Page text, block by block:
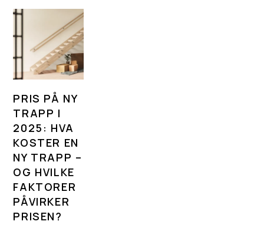
PRIS PÅ NY
TRAPP I
2025: HVA
KOSTER EN
NY TRAPP –
OG HVILKE
FAKTORER
PÅVIRKER
PRISEN?